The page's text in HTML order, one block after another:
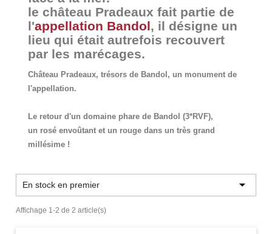
le château Pradeaux fait partie de
l'appellation Bandol, il désigne un
lieu qui était autrefois recouvert
par les marécages.
Château Pradeaux, trésors de Bandol, un monument de
l'appellation.
Le retour d'un domaine phare de Bandol (3*RVF),
un rosé envoûtant et un rouge dans un très grand
millésime !
En stock en premier 
Affichage 1-2 de 2 article(s)